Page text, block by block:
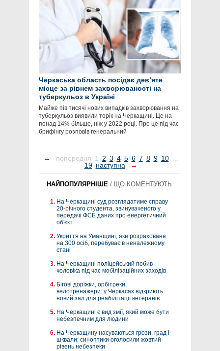
Черкаська область посідає девʼяте
місце за рівнем захворюваності на
туберкульоз в Україні
Майже пів тисячі нових випадків захворювання на
туберкульоз виявили торік на Черкащині. Це на
понад 14% більше, ніж у 2022 році. Про це під час
брифінгу розповів генеральний
← попередня 1 2 3 4 5 6 7 8 9 10 ...
19 наступна →
НАЙПОПУЛЯРНІШЕ / ЩО КОМЕНТУЮТЬ
На Черкащині суд розглядатиме справу
20-річного студента, звинуваченого у
передачі ФСБ даних про енергетичний
об'єкт.
Укриття на Уманщині, яке розраховане
на 300 осіб, перебуває в неналежному
стані
На Черкащині поліцейський побив
чоловіка під час мобілізаційних заходів
Бігові доріжки, орбітреки,
велотренажери: у Черкасах відкриють
новий зал для реабілітації ветеранів
На Черкащині є вид змії, який може бути
небезпечним для людини
На Черкащину насуваються грози, град і
шквали: синоптики оголосили жовтий
рівень небезпеки